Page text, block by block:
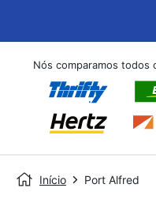
Nós comparamos todos
Início Port Alfred